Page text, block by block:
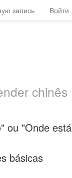
запись Войти
chinês
ou "Onde está
básicas